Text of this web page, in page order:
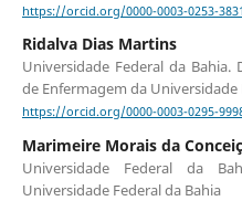
https://orcid.org/0000-0003-0253-3831
Ridalva Dias Martins
Universidade Federal da Bahia.
de Enfermagem da Universidade
https://orcid.org/0000-0003-0295-
Marimeire Morais da
Universidade Federal da
Universidade Federal da Bahia